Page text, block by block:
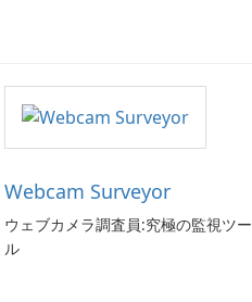
Webcam Surveyor
ウェブカメラ調査員:究極の監視ツー
ル